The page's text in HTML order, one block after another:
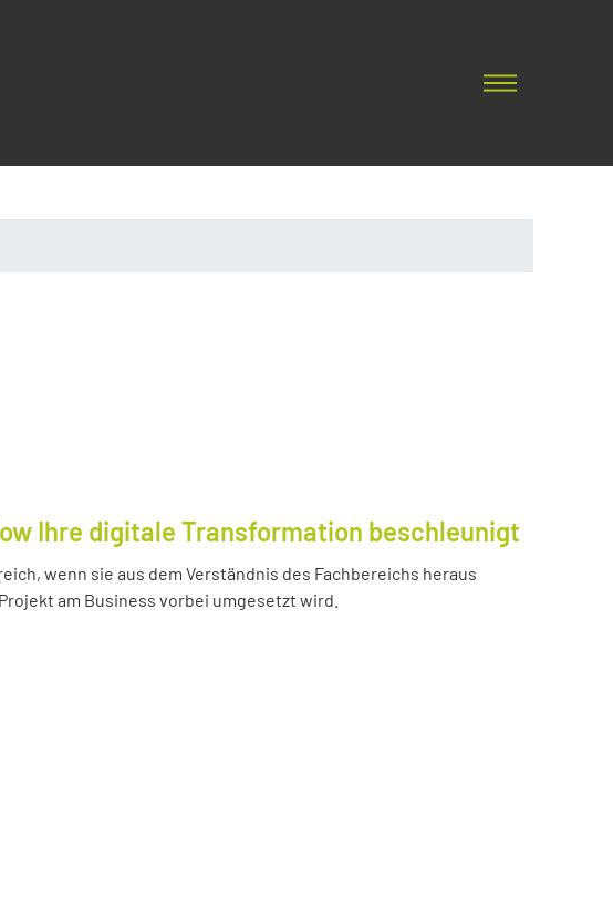
Ihre digitale Transformation beschleunigt
wenn sie aus dem Verständnis des Fachbereichs heraus
am Business vorbei umgesetzt wird.